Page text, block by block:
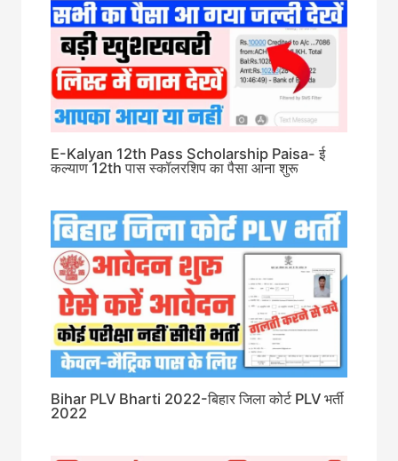
E-Kalyan 12th Pass Scholarship Paisa- ई
कल्याण 12th पास स्कॉलरशिप का पैसा आना शुरू
Bihar PLV Bharti 2022-बिहार जिला कोर्ट PLV भर्ती
2022